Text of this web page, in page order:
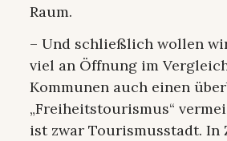
Raum.
– Und schließlich wollen
viel an Öffnung im
Kommunen auch einen
„Freiheitstourismus“
ist zwar Tourismusstadt. In